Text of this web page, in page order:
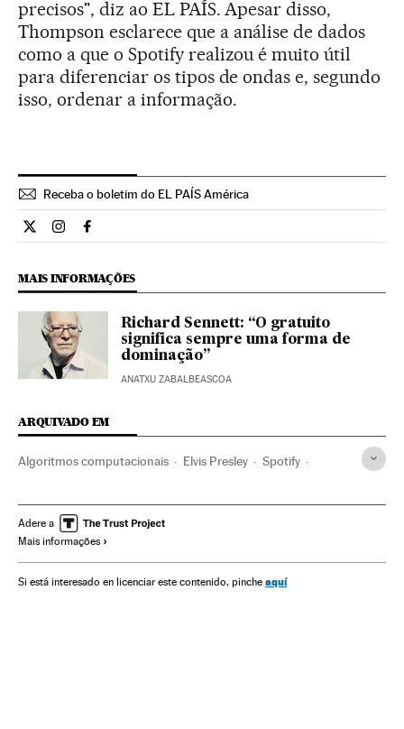
precisos", diz ao EL PAÍS. Apesar disso,
Thompson esclarece que a análise de dados
como a que o Spotify realizou é muito útil
para diferenciar os tipos de ondas e, segundo
isso, ordenar a informação.
Receba o boletim do EL PAÍS América
Cultura El País Brasil en Twitter
Cultura El País Brasil en Instagram
Cultura El País Brasil en Facebook
MAIS INFORMAÇÕES
Richard Sennett: “O gratuito
significa sempre uma forma de
dominação”
ANATXU ZABALBEASCOA
ARQUIVADO EM
Algoritmos computacionais Elvis Presley Spotify
Informática Telecomunicações
Comunicações
Adere a
Mais informações
Si está interesado en licenciar este contenido, pinche aquí